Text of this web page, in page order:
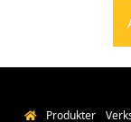
Produkter